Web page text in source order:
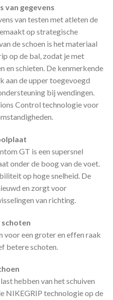
van gegevens
van testen met atleten de
op strategische
de schoen is het materiaal
op de bal, zodat je met
en schieten. De kenmerkende
aan de upper toegevoegd
bij wendingen.
Control technologie voor
GT is een supersnel
onder de boog van de voet.
op hoge snelheid. De
en zorgt voor
van richting.
voor een groter en effen raak
betere schoten.
hebben van het schuiven
NIKEGRIP technologie op de